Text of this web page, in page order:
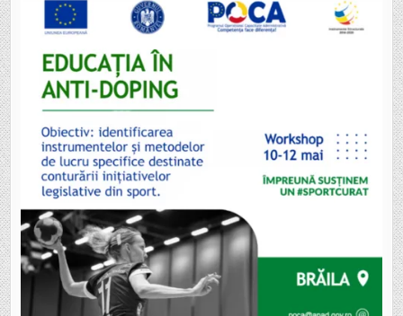
BRĂILA:
EDUCAȚIA
ÎN
SUBSTANȚE
DOPANTE